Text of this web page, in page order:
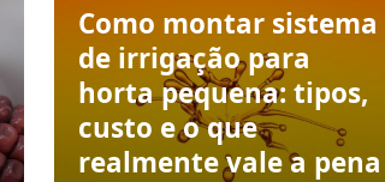
Como montar sistema
de irrigação para
horta pequena: tipos,
custo e o que
realmente vale a pena